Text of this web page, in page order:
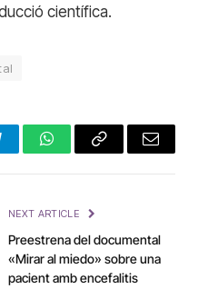
científica.
WhatsAppCopy
Email
NEXT ARTICLE
Preestrena del documental
«Mirar al miedo» sobre una
pacient amb encefalitis